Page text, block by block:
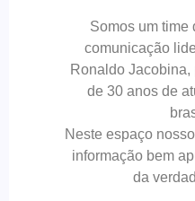
Somos um time
comunicação
Ronaldo
de 30 anos de
Neste espaço
informação bem
da